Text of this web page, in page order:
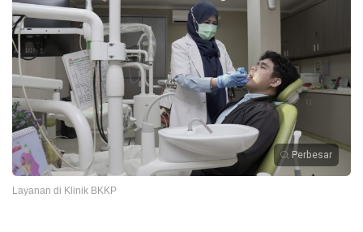
Perbesar
Layanan di Klinik BKKP